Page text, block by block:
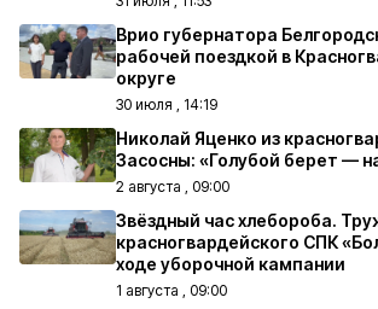
Врио губернатора
рабочей поездкой в
округе
30 июля , 14:19
Николай Яценко из
Засосны: «Голубой берет —
2 августа , 09:00
Звёздный час хлебороба.
красногвардейского СПК
ходе уборочной кампании
1 августа , 09:00